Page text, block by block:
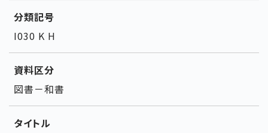
分類記号
I030 K H
資料区分
図書－和書
タイトル